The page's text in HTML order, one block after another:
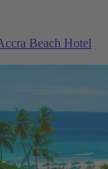
Beach Hotel